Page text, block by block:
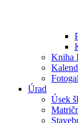
Kniha
Úrad
Úsek